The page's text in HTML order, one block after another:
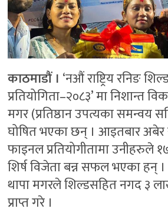
काठमाडौं । ‘नऔं राष्ट्रिय रनिङ
प्रतियोगिता–२०८३’ मा निशान्त
मगर (प्रतिष्ठान उपत्यका समन्वय
घोषित भएका छन् । आइतबार अबेर
फाइनल प्रतियोगीतामा उनीहरुले
शिर्ष विजेता बन्न सफल भएका हन्
थापा मगरले शिल्डसहित नगद ३
प्राप्त गरे ।